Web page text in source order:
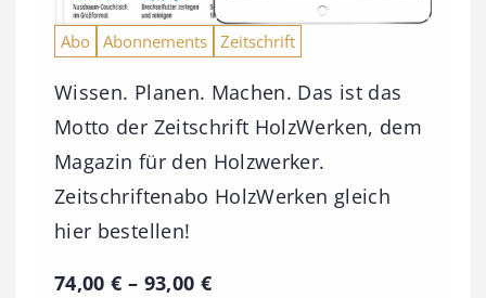
Abo Abonnements Zeitschrift
Wissen. Planen. Machen. Das ist das
Motto der Zeitschrift HolzWerken, dem
Magazin für den Holzwerker.
Zeitschriftenabo HolzWerken gleich
hier bestellen!
74,00€ – 93,00 €P